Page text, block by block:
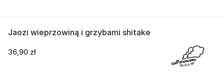
Jaozi wieprzowiną i grzybami shitake
36,90 zł